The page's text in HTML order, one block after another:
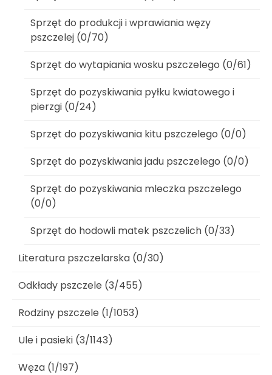
Sprzęt do produkcji i wprawiania węzy
pszczelej (0/70)
Sprzęt do wytapiania wosku pszczelego (0/61)
Sprzęt do pozyskiwania pyłku kwiatowego i
pierzgi (0/24)
Sprzęt do pozyskiwania kitu pszczelego (0/0)
Sprzęt do pozyskiwania jadu pszczelego (0/0)
Sprzęt do pozyskiwania mleczka pszczelego
(0/0)
Sprzęt do hodowli matek pszczelich (0/33)
Literatura pszczelarska (0/30)
Odkłady pszczele (3/455)
Rodziny pszczele (1/1053)
Ule i pasieki (3/1143)
Węza (1/197)